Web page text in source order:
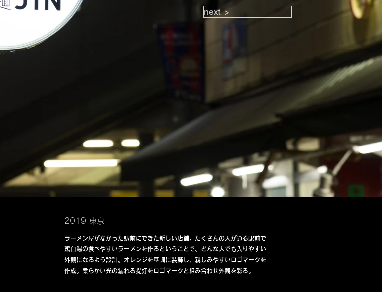
next >
2019 東京
ラーメン屋がなかった駅前にできた新しい店舗。たくさんの人が通る駅前で
鶏白湯の食べやすいラーメンを作るということで、どんな人でも入りやすい
外観になるよう設計。オレンジを基調に装飾し、親しみやすいロゴマークを
作成。柔らかい光の漏れる提灯をロゴマークと組み合わせ外観を彩る。